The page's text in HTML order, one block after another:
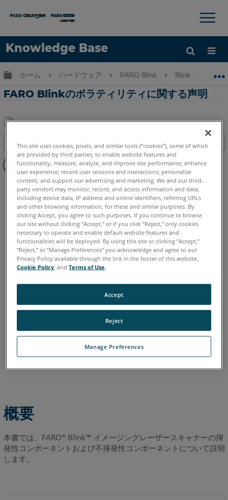
Knowledge Base
言語
×
グローバル階層を展開/折りたたむ
ホーム ハードウェア FARO Blink Blink
FARO Blinkのボラティリティに関する声明
PDF
と
し
て
目次
概
要
レーザースキャナ Blink
イタリア語 コリアン スペイン語 ドイツ語 フランス語
ポルトガル語 中国語 日本語 英語
概要
本書では、FARO®Blink™ イメージングレーザースキャナーの揮
発性コンポーネントおよび不揮発性コンポーネントについて説明
します。
This site uses cookies, pixels, and similar tools (“cookies”), some of which
are provided by third parties, to enable website features and
functionality; measure, analyze, and improve site performance; enhance
user experience; record user sessions and interactions; personalize
content; and support our advertising and marketing. We and our third-
party vendors may monitor, record, and access information and data,
including device data, IP address and online identifiers, referring URLs
and other browsing information, for these and similar purposes. By
clicking Accept, you agree to such purposes. If you continue to browse
our site without clicking “Accept,” or if you click “Reject,” only cookies
necessary to operate and enable default website features and
functionalities will be deployed. By using this site or clicking “Accept,”
“Reject,” or “Manage Preferences” you acknowledge and agree to our
Privacy Policy available through the link in the footer of this website,
Cookie Policy , andTerms of Use.
Manage Preferences
Reject
Accept